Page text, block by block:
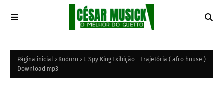
Página inicial Kuduro
L-Spy King Exibição - Trajetória ( afro house )
Download mp3